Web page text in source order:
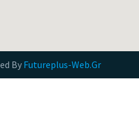
By Futureplus-Web.Gr